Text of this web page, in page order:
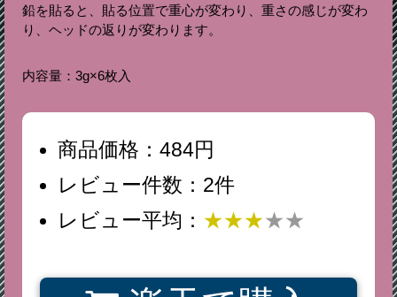
鉛を貼ると、貼る位置で重心が変わり、重さの感じが変わ
り、ヘッドの返りが変わります。
内容量：3g×6枚入
商品価格：484円
レビュー件数：2件
レビュー平均： ★★★★★